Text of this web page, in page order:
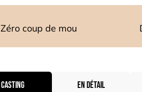
Zéro coup de mou
CASTING EN DÉTAIL